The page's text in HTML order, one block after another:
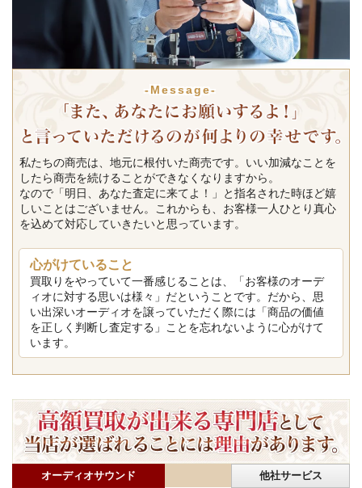
-Message-
私たちの商売は、地元に根付いた商売です。いい加減なことを
したら商売を続けることができなくなりますから。
なので「明日、あなた査定に来てよ！」と指名された時ほど嬉
しいことはございません。これからも、お客様一人ひとり真心
を込めて対応していきたいと思っています。
心がけていること
買取りをやっていて一番感じることは、「お客様のオーデ
ィオに対する思いは様々」だということです。だから、思
い出深いオーディオを譲っていただく際には「商品の価値
を正しく判断し査定する」ことを忘れないように心がけて
います。
オーディオサウンド 他社サービス